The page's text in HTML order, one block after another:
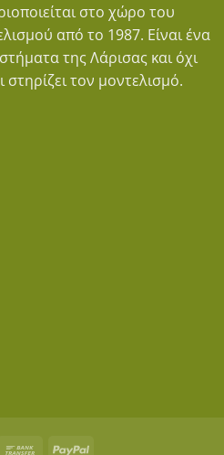
στο χώρο του
από το 1987. Είναι ένα
της Λάρισας και όχι
τον μοντελισμό.
Bank PayPal